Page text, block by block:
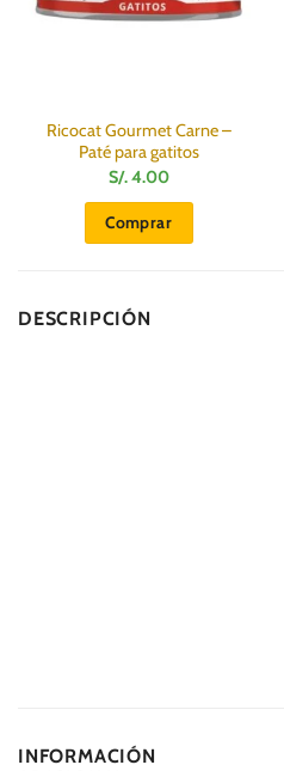
Ricocat Gourmet Carne –
Paté para gatitos
S/.4.00
Comprar
DESCRIPCIÓN
INFORMACIÓN